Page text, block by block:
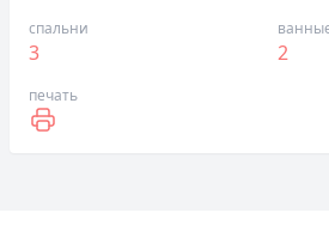
спальни
3 2
печать